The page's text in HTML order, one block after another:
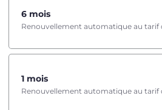
6 mois
Renouvellement automatique au tarif
1 mois
Renouvellement automatique au tarif